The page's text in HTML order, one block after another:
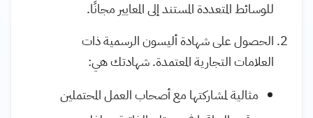
للوسائط المتعددة المستند إلى المعايير مجانًا.
الحصول على شهادة أليسون الرسمية ذات
العلامات التجارية المعتمدة. شهادتك هي:
مثالية لمشاركتها مع أصحاب العمل المحتملين